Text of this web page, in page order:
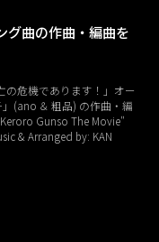
グ曲の作曲・編曲を
の危機であります！」オー
(ano ＆ 粗品) の作曲・編
Gunso The Movie"
& Arranged by: KAN